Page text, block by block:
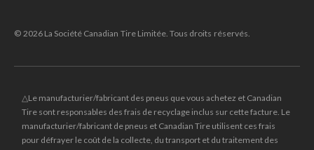
© 2026 La Société Canadian Tire Limitée. Tous droits réservés.
△Le manufacturier/fabricant des pneus que vous achetez et Canadian
Tire sont responsables des frais de recyclage inclus sur cette facture. Le
manufacturier/fabricant de pneus et Canadian Tire utilisent ces frais
pour défrayer le coût de la collecte, du transport et du traitement des